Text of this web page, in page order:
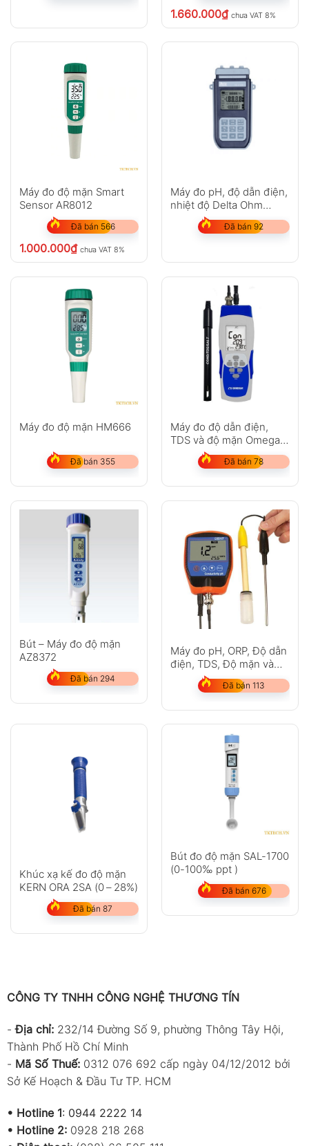
1.660.000₫ chưa VAT 8%
Máy đo độ mặn Smart
Sensor AR8012
Đã bán 566
1.000.000₫ chưa VAT 8%
Máy đo pH, độ dẫn điện,
nhiệt độ Delta Ohm
HD2156.1 (7 in 1)
Đã bán 92
Máy đo độ mặn HM666
Đã bán 355
Máy đo độ dẫn điện,
TDS và độ mặn Omega
CDH-SD11
Đã bán 78
Bút – Máy đo độ mặn
AZ8372
Đã bán 294
Máy đo pH, ORP, Độ dẫn
điện, TDS, Độ mặn và
Nhiệt độ Omega CDS107
Đã bán 113
Khúc xạ kế đo độ mặn
KERN ORA 2SA (0 – 28%)
Đã bán 87
Bút đo độ mặn SAL-1700
(0-100‰ ppt )
Đã bán 676
CÔNG TY TNHH CÔNG NGHỆ THƯƠNG TÍN
-Địa chỉ: 232/14 Đường Số 9, phường Thông Tây Hội,
Thành Phố Hồ Chí Minh
- Mã Số Thuế: 0312 076 692 cấp ngày 04/12/2012 bởi
Sở Kế Hoạch & Đầu Tư TP. HCM
• Hotline 1: 0944 2222 14
• Hotline 2: 0928 218 268